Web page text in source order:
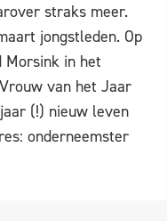
straks meer.
jongstleden. Op
Morsink in het
van het Jaar
(!) nieuw leven
onderneemster